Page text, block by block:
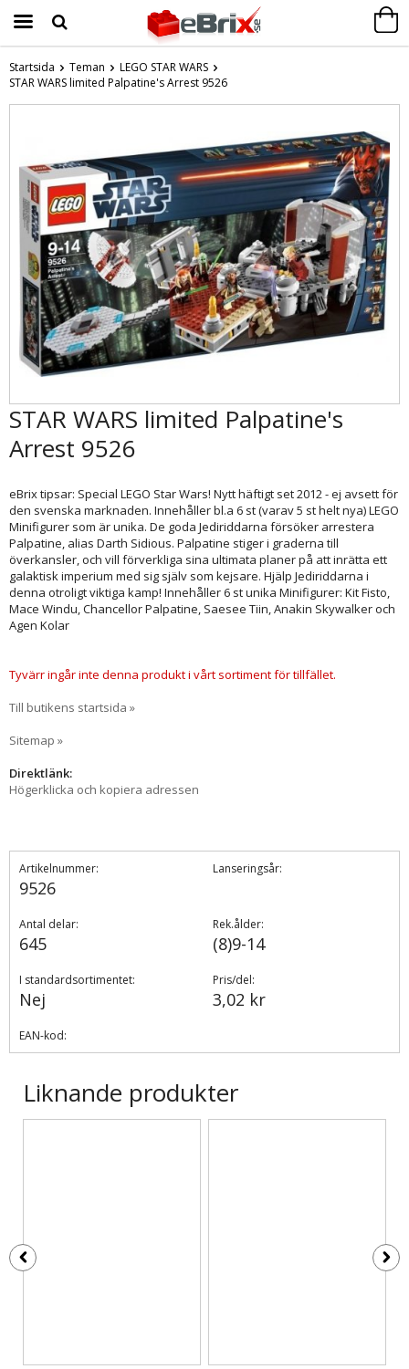
Produkten har blivit tillagd i varukorgen
Startsida Teman
LEGO STAR WARS
STAR WARS limited Palpatine's Arrest 9526
STAR WARS limited Palpatine's
Arrest 9526
eBrix tipsar: Special LEGO Star Wars! Nytt häftigt set 2012 - ej avsett för
den svenska marknaden. Innehåller bl.a 6 st (varav 5 st helt nya) LEGO
Minifigurer som är unika. De goda Jediriddarna försöker arrestera
Palpatine, alias Darth Sidious. Palpatine stiger i graderna till
överkansler, och vill förverkliga sina ultimata planer på att inrätta ett
galaktisk imperium med sig själv som kejsare. Hjälp Jediriddarna i
denna otroligt viktiga kamp! Innehåller 6 st unika Minifigurer: Kit Fisto,
Mace Windu, Chancellor Palpatine, Saesee Tiin, Anakin Skywalker och
Agen Kolar
Tyvärr ingår inte denna produkt i vårt sortiment för tillfället.
Till butikens startsida »
Sitemap »
Direktlänk:
Högerklicka och kopiera adressen
Artikelnummer:
9526
Lanseringsår:
Antal delar:
645
Rek.ålder:
(8)9-14
I standardsortimentet:
Nej
Pris/del:
3,02 kr
EAN-kod:
Liknande produkter